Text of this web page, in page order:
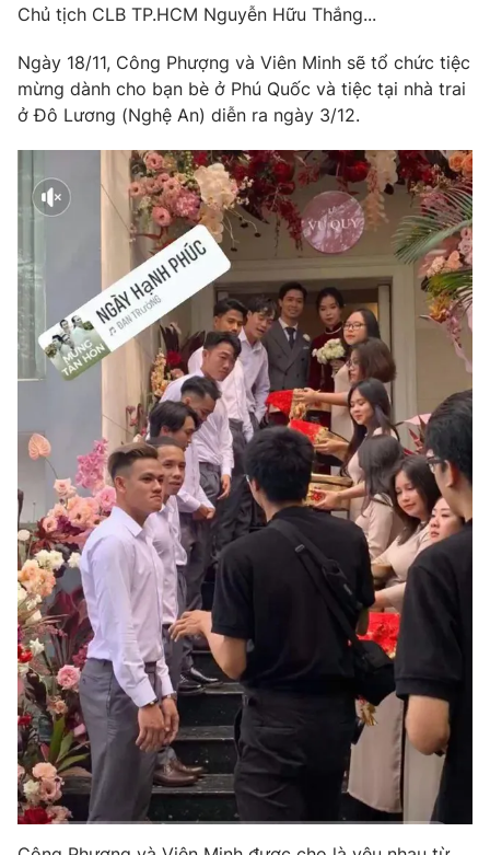
Theo dõi báo trên
Cơ quan chủ quản:Đài Truyền hình Việt Nam
Cơ quan báo chí:Thời báo VTV
Giấy phép hoạt động báo in và báo điện tử số 483/GP-BTTTT
cấp ngày 29/12/2023
Tổng Biên tập:
Vũ Thanh Thủy
Phó Tổng Biên tập:Nguyễn Thị Mỹ Hạnh, Phạm Quốc Thắng,
Nguyễn Trọng Ninh
Tổng đài VTV:024.38 355 931 - 024.38 355 932
Ðiện thoại Thời báo VTV:024.66 897 897
toasoan@vtv.vn
Liên hệ quảng cáo:024-7300.7108
® Cấm sao chép dưới mọi hình thức nếu không có sự chấp
thuận bằng văn bản. Ghi rõ nguồn VTV.vn khi phát hành lại
thông tin từ website này.
Chủ tịch CLB TP.HCM Nguyễn Hữu Thắng...
Ngày 18/11, Công Phượng và Viên Minh sẽ tổ chức tiệc
mừng dành cho bạn bè ở Phú Quốc và tiệc tại nhà trai
ở Đô Lương (Nghệ An) diễn ra ngày 3/12.